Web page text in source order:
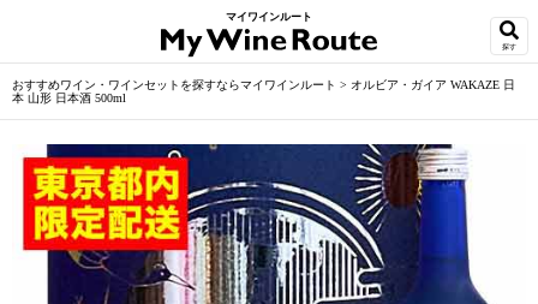
マイワインルート
探す
おすすめワイン・ワインセットを探すならマイワインルート > オルビア・ガイア WAKAZE 日
本 山形 日本酒 500ml